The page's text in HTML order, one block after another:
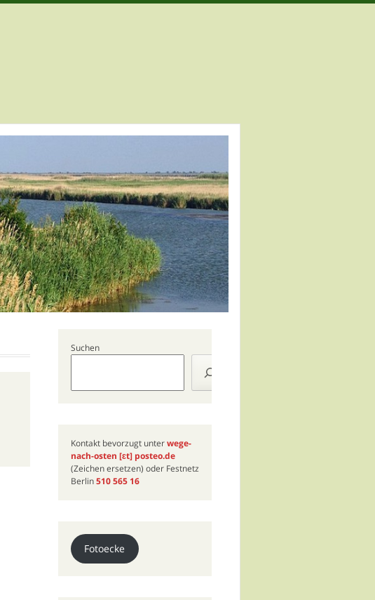
Suchen
Kontakt bevorzugt unterwege-
nach-osten [ɛt]posteo.de
(Zeichen ersetzen) oder Festnetz
Berlin510 565 16
Fotoecke